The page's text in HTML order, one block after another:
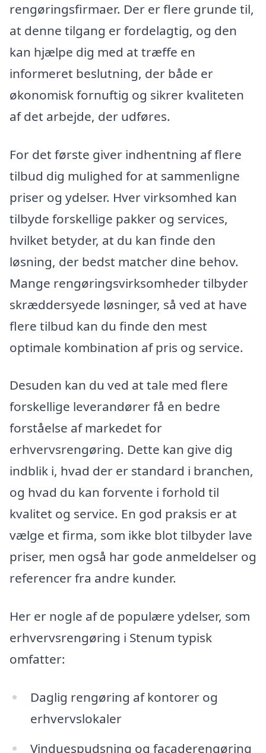
rengøringsfirmaer. Der er flere grunde til,
at denne tilgang er fordelagtig, og den
kan hjælpe dig med at træffe en
informeret beslutning, der både er
økonomisk fornuftig og sikrer kvaliteten
af det arbejde, der udføres.
For det første giver indhentning af flere
tilbud dig mulighed for at sammenligne
priser og ydelser. Hver virksomhed kan
tilbyde forskellige pakker og services,
hvilket betyder, at du kan finde den
løsning, der bedst matcher dine behov.
Mange rengøringsvirksomheder tilbyder
skræddersyede løsninger, så ved at have
flere tilbud kan du finde den mest
optimale kombination af pris og service.
Desuden kan du ved at tale med flere
forskellige leverandører få en bedre
forståelse af markedet for
erhvervsrengøring. Dette kan give dig
indblik i, hvad der er standard i branchen,
og hvad du kan forvente i forhold til
kvalitet og service. En god praksis er at
vælge et firma, som ikke blot tilbyder lave
priser, men også har gode anmeldelser og
referencer fra andre kunder.
Her er nogle af de populære ydelser, som
erhvervsrengøring i Stenum typisk
omfatter:
Daglig rengøring af kontorer og
erhvervslokaler
Vinduespudsning og facaderengøring